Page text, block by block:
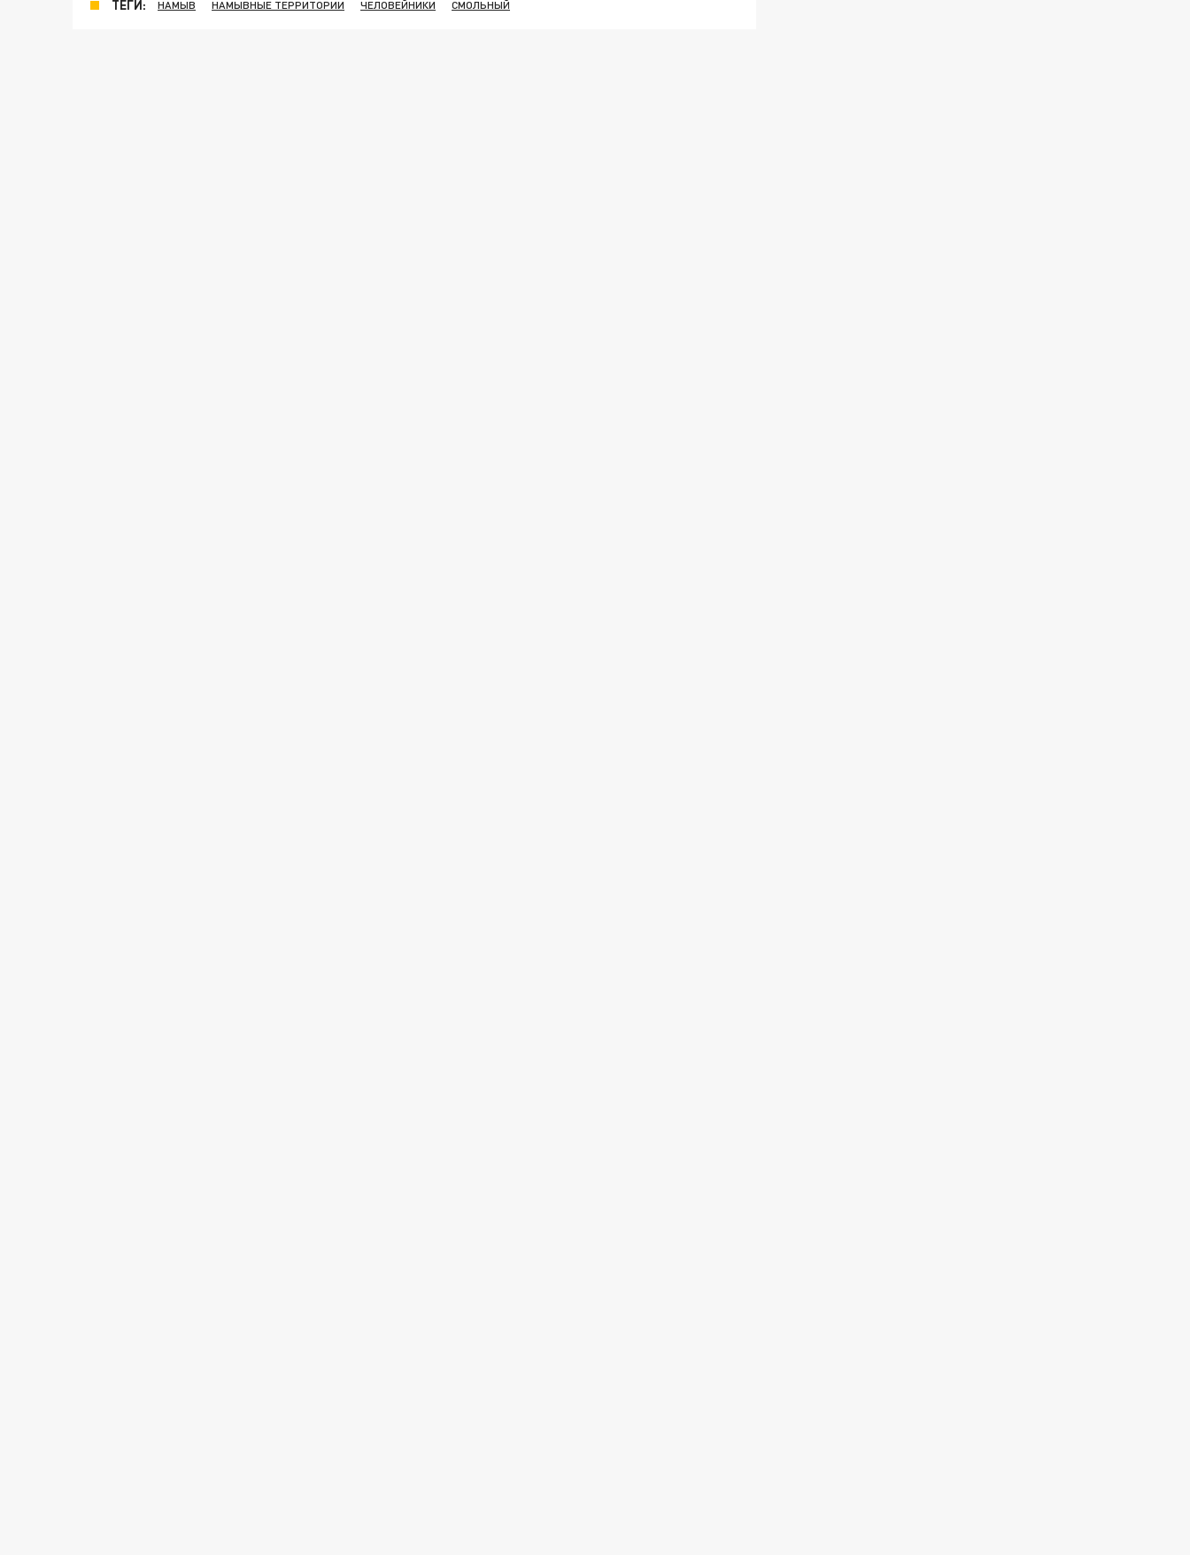
ТЕГИ: НАМЫВ НАМЫВНЫЕ ТЕРРИТОРИИ ЧЕЛОВЕЙНИКИ СМОЛЬНЫЙ